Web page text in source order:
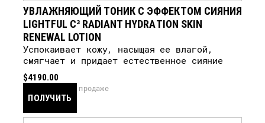
УВЛАЖНЯЮЩИЙ ТОНИК С ЭФФЕКТОМ СИЯНИЯ
LIGHTFUL C³ RADIANT HYDRATION SKIN
RENEWAL LOTION
Успокаивает кожу, насыщая ее влагой,
смягчает и придает естественное сияние
$4190.00
ПОЛУЧИТЬ
скоро в продаже